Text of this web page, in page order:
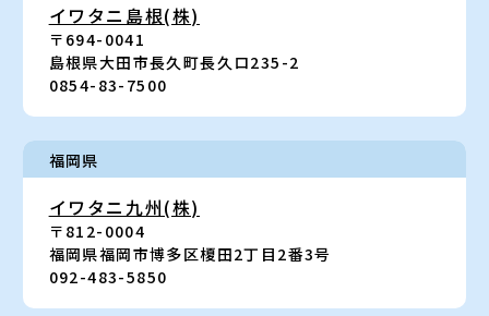
イワタニ島根(株)
〒694-0041
島根県大田市長久町長久ロ235-2
0854-83-7500
福岡県
イワタニ九州(株)
〒812-0004
福岡県福岡市博多区榎田2丁目2番3号
092-483-5850